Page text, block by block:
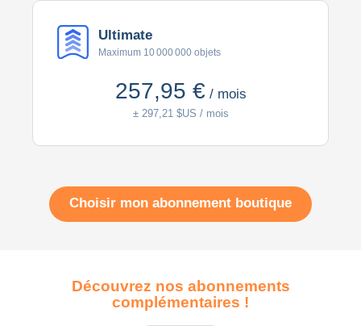
Ultimate
Maximum 10 000 000 objets
257,95 € / mois
± 297,21 $US / mois
Choisir mon abonnement boutique
Découvrez nos abonnements
complémentaires !